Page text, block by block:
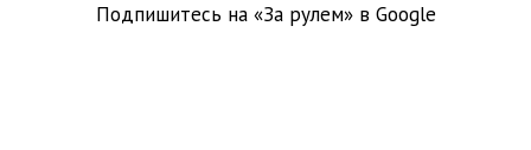
Подпишитесь на «За рулем» в Google